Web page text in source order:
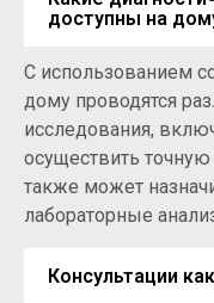
доступны на
С использованием
дому проводятся
исследования,
осуществить точную
также может
лабораторные
Консультации